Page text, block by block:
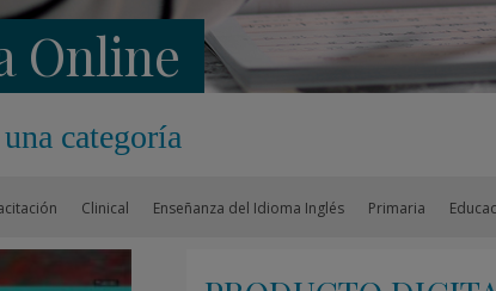
Online
categoría
Clinical Enseñanza del Idioma Inglés Primaria